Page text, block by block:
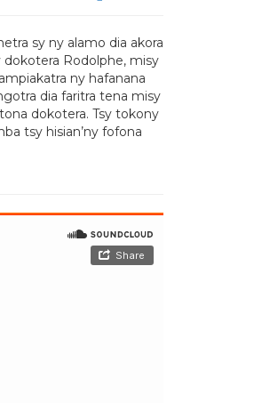
sy ny alamo dia akora
dokotera Rodolphe, misy
ny hafanana
dia faritra tena misy
dokotera. Tsy tokony
tsy hisian’ny fofona